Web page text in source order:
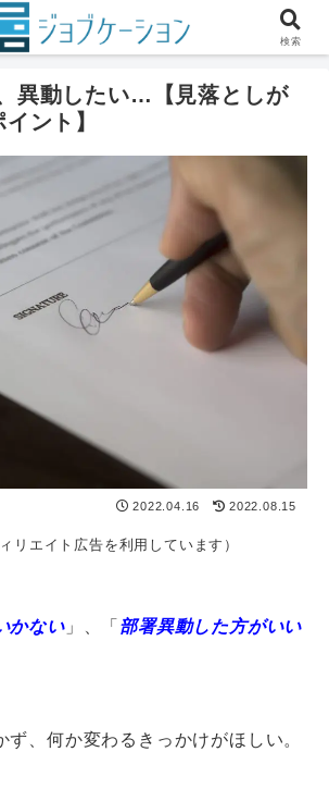
の悩み 働き方
異動したい…【見落としが
ント】
2022.04.16 2022.08.15
リエイト広告を利用しています）
かない」、「 部署異動した方がいい
ず、何か変わるきっかけがほしい。
検索